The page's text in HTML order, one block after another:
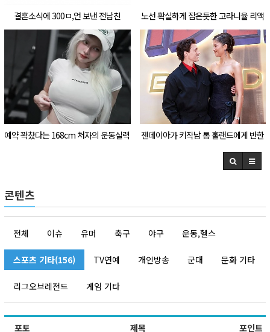
결혼소식에 300ㅁ,언 보낸 전남친
노선 확실하게 잡은듯한 고라니율 리액
션 수준 ㄷㄷㄷㄷ
예약 꽉찼다는 168cm 처자의 운동실력
젠데이아가 키작남 톰 홀랜드에게 반한
콘텐츠
전체 이슈 유머 축구 야구 운동,헬스
스포츠 기타(156) TV연예 개인방송 군대 문화 기타
리그오브레전드 게임 기타
포토 제목
포인트